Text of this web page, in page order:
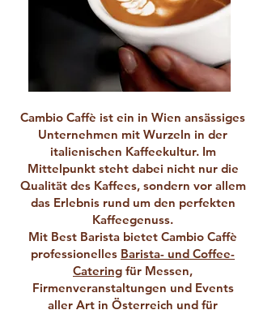
Cambio Caffè ist ein in Wien ansässiges
Unternehmen mit Wurzeln in der
italienischen Kaffeekultur. Im
Mittelpunkt steht dabei nicht nur die
Qualität des Kaffees, sondern vor allem
das Erlebnis rund um den perfekten
Kaffeegenuss.
Mit Best Barista bietet Cambio Caffè
professionelles Barista- und Coffee-
Catering für Messen,
Firmenveranstaltungen und Events
aller Art in Österreich und für